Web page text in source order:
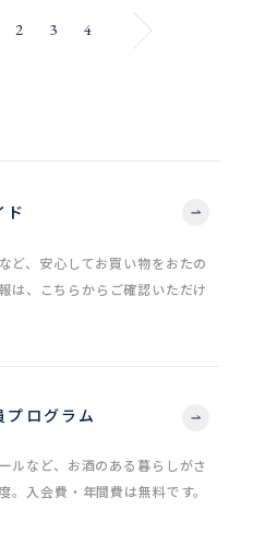
2 3 4
ド
ど、安心してお買い物をおたの
は、こちらからご確認いただけ
プログラム
ルなど、お酒のある暮らしがさ
。入会費・年間費は無料です。